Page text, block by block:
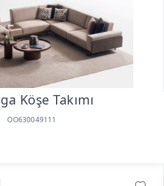
Köşe Takımı
OO630049111